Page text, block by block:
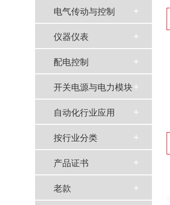
电气传动与控制
仪器仪表
配电控制
开关电源与电力模块
自动化行业应用
按行业分类
产品证书
老款
以母爱为名丨执扇寻夏 共赴一场美好花事